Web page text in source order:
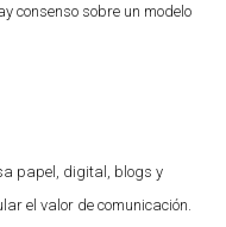
consenso sobre un modelo
papel, digital, blogs y
el valor de comunicación.